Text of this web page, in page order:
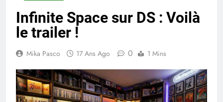
Infinite Space sur DS : Voilà
le trailer !
Mika Pasco 17 Ans Ago 0 1 Mins